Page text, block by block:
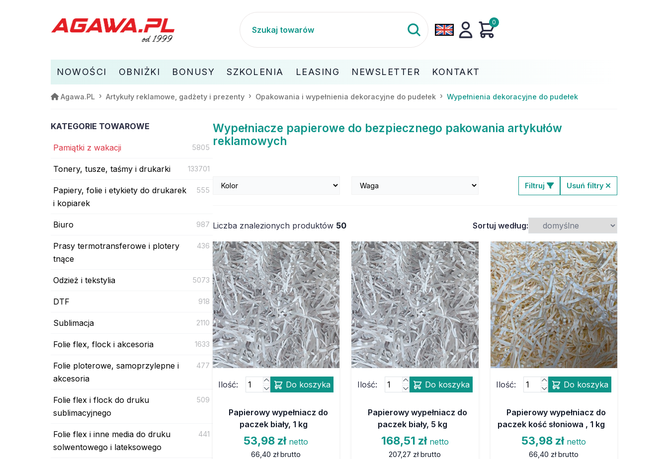
0
NOWOŚCI OBNIŻKI BONUSY SZKOLENIA LEASING NEWSLETTER KONTAKT
Agawa.PL Artykuły reklamowe, gadżety i prezenty Opakowania i wypełnienia dekoracyjne do pudełek Wypełnienia dekoracyjne do pudełek
KATEGORIE TOWAROWE
Pamiątki z wakacji 5805
Tonery, tusze, taśmy i drukarki 133701
Papiery, folie i etykiety do drukarek
i kopiarek
555
Biuro 987
Prasy termotransferowe i plotery
tnące
436
Odzież i tekstylia 5073
DTF 918
Sublimacja 2110
Folie flex, flock i akcesoria 1633
Folie ploterowe, samoprzylepne i
akcesoria
477
Folie flex i flock do druku
sublimacyjnego
509
Folie flex i inne media do druku
solwentowego i lateksowego
441
Wypełniacze papierowe do bezpiecznego pakowania artykułów
reklamowych
Filtruj Usuń filtry
Liczba znalezionych produktów 50 Sortuj według:
Ilość: Do koszyka
Papierowy wypełniacz do
paczek biały, 1 kg
53,98 zł netto
66,40 zł brutto
Ilość: Do koszyka
Papierowy wypełniacz do
paczek biały, 5 kg
168,51 zł netto
207,27 zł brutto
Ilość: Do koszyka
Papierowy wypełniacz do
paczek kość słoniowa , 1 kg
53,98 zł netto
66,40 zł brutto